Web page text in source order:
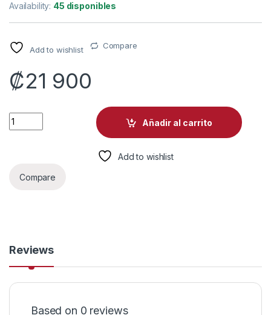
Availability: 45 disponibles
Add to wishlist Compare
₡21 900
ALARMA DE TECLADO NÚMERICO HIKVISION DS-PK-LRT
Añadir al carrito
Add to wishlist
Compare
Reviews
Based on 0 reviews